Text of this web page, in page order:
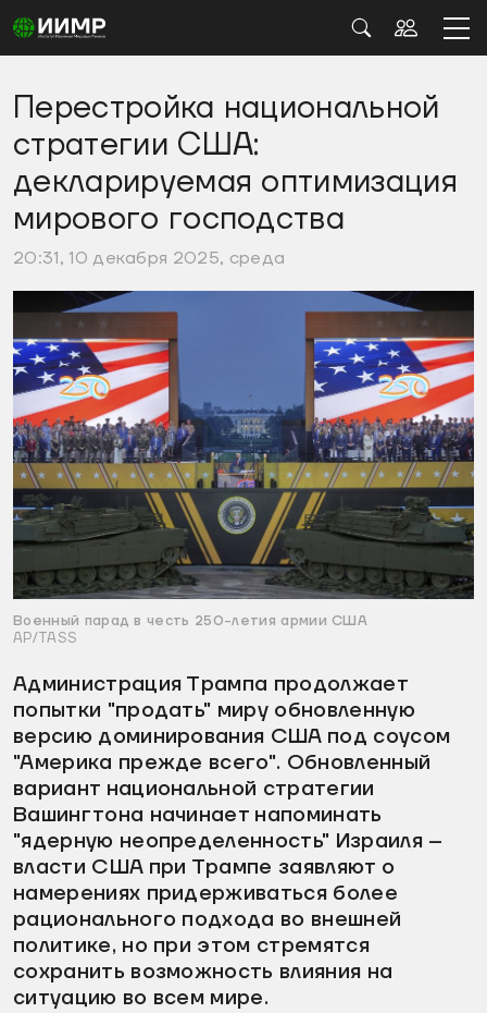
Перестройка национальной
стратегии США:
декларируемая оптимизация
мирового господства
20:31, 10 декабря 2025, среда
Военный парад в честь 250-летия армии США
AP/TASS
Администрация Трампа продолжает
попытки "продать" миру обновленную
версию доминирования США под соусом
"Америка прежде всего". Обновленный
вариант национальной стратегии
Вашингтона начинает напоминать
"ядерную неопределенность" Израиля –
власти США при Трампе заявляют о
намерениях придерживаться более
рационального подхода во внешней
политике, но при этом стремятся
сохранить возможность влияния на
ситуацию во всем мире.